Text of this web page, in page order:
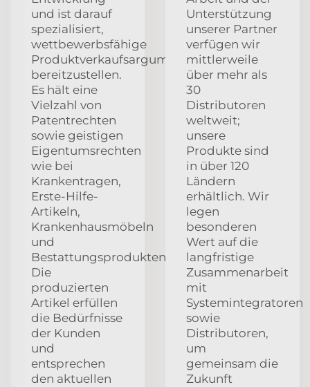
und ist darauf
spezialisiert,
wettbewerbsfähige
Produktverkaufsargumente
bereitzustellen.
Es hält eine
Vielzahl von
Patentrechten
sowie geistigen
Eigentumsrechten
wie bei
Krankentragen,
Erste-Hilfe-
Artikeln,
Krankenhausmöbeln
und
Bestattungsprodukten.
Die
produzierten
Artikel erfüllen
die Bedürfnisse
der Kunden
und
entsprechen
den aktuellen
Unterstützung
unserer Partner
verfügen wir
mittlerweile
über mehr als
30
Distributoren
weltweit;
unsere
Produkte sind
in über 120
Ländern
erhältlich. Wir
legen
besonderen
Wert auf die
langfristige
Zusammenarbeit
mit
Systemintegratoren
sowie
Distributoren,
um
gemeinsam die
Zukunft